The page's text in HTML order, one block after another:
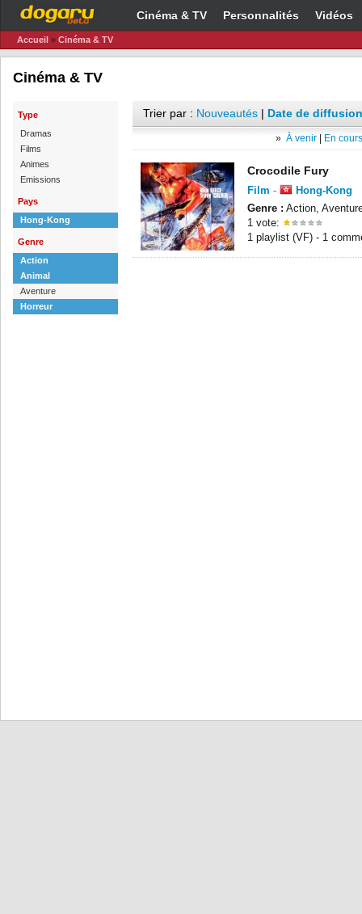
Cinéma & TV Personnalités Vidéos
Accueil » Cinéma & TV
Cinéma & TV
Type
Dramas
Films
Animes
Emissions
Pays
Hong-Kong
Genre
Action
Animal
Aventure
Horreur
Trier par : Nouveautés | Date de
» À venir En
Crocodile Fury
Film -
Hong-Kong
Genre : Action,
1 vote:
1 playlist (VF) - 1